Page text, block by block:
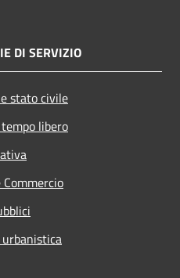
DI SERVIZIO
stato civile
libero
Commercio